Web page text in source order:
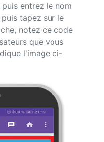
entrez le nom
tapez sur le
notez ce code
que vous
l'image ci-